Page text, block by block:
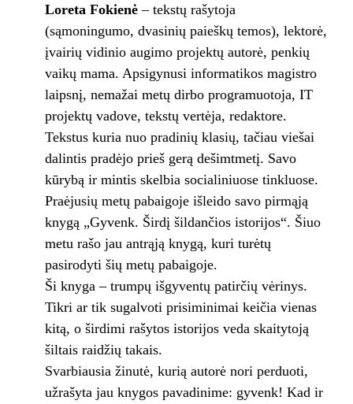
Loreta Fokienė– tekstų rašytoja
(sąmoningumo, dvasinių paieškų temos), lektorė,
įvairių vidinio augimo projektų autorė, penkių
vaikų mama. Apsigynusi informatikos magistro
laipsnį, nemažai metų dirbo programuotoja, IT
projektų vadove, tekstų vertėja, redaktore.
Tekstus kuria nuo pradinių klasių, tačiau viešai
dalintis pradėjo prieš gerą dešimtmetį. Savo
kūrybą ir mintis skelbia socialiniuose tinkluose.
Praėjusių metų pabaigoje išleido savo pirmąją
knygą „Gyvenk. Širdį šildančios istorijos“. Šiuo
metu rašo jau antrąją knygą, kuri turėtų
pasirodyti šių metų pabaigoje.
Ši knyga – trumpų išgyventų patirčių vėrinys.
Tikri ar tik sugalvoti prisiminimai keičia vienas
kitą, o širdimi rašytos istorijos veda skaitytoją
šiltais raidžių takais.
Svarbiausia žinutė, kurią autorė nori perduoti,
užrašyta jau knygos pavadinime: gyvenk! Kad ir